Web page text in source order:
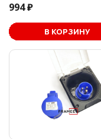
994 ₽
В КОРЗИНУ
В корзине